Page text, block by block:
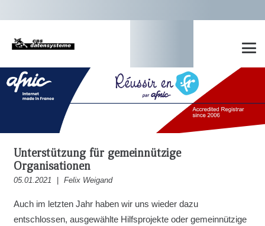
Unterstützung für gemeinnützige
Organisationen
05.01.2021 | Felix Weigand
Auch im letzten Jahr haben wir uns wieder dazu
entschlossen, ausgewählte Hilfsprojekte oder gemeinnützige